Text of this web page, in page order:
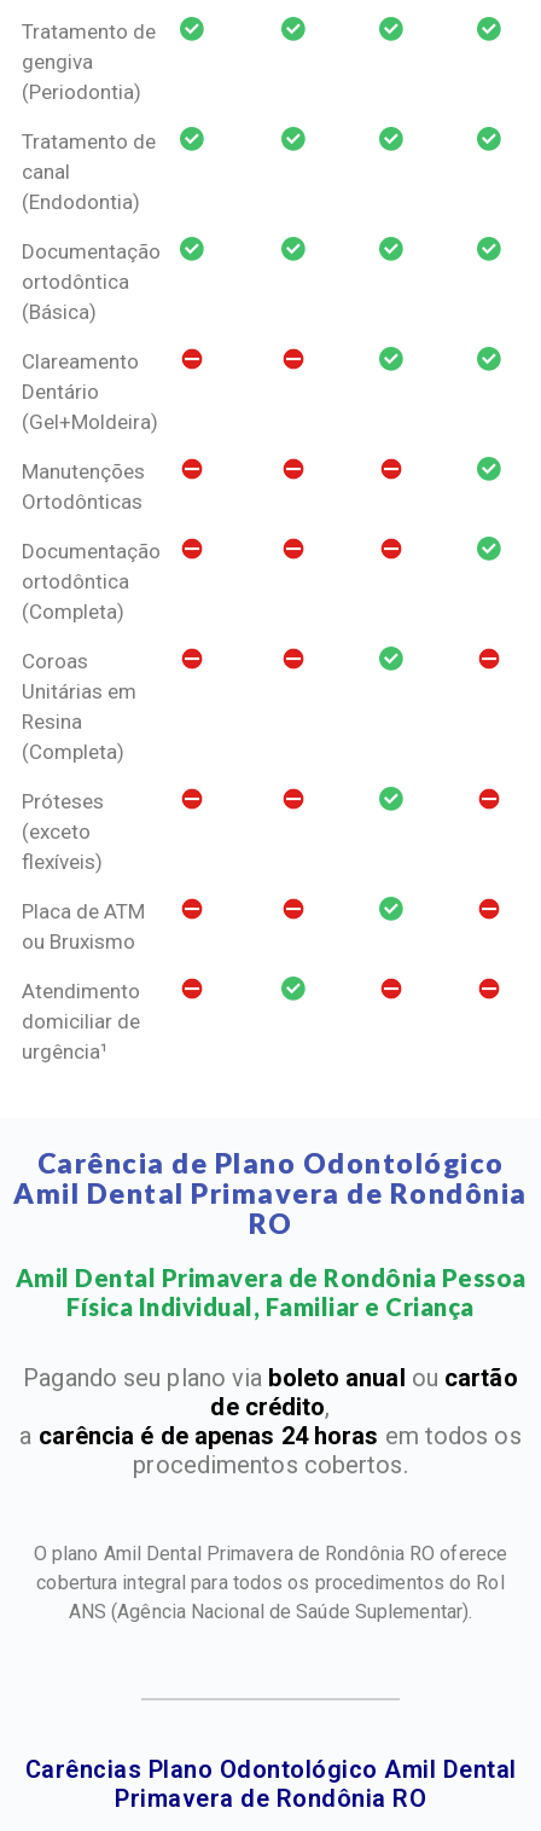
Tratamento de
gengiva
(Periodontia)
Tratamento de
canal
(Endodontia)
Documentação
ortodôntica
(Básica)
Clareamento
Dentário
(Gel+Moldeira)
Manutenções
Ortodônticas
Documentação
ortodôntica
(Completa)
Coroas
Unitárias em
Resina
(Completa)
Próteses
(exceto
flexíveis)
Placa de ATM
ou Bruxismo
Atendimento
domiciliar de
urgência¹
Carência de Plano Odontológico
Amil Dental Primavera de Rondônia
RO
Amil Dental Primavera de Rondônia Pessoa
Física Individual, Familiar e Criança​
Pagando seu plano via boleto anual ou cartão
de crédito,
a carência é de apenas 24 horas em todos os
procedimentos cobertos.
O plano Amil Dental Primavera de Rondônia RO oferece
cobertura integral para todos os procedimentos do Rol
ANS(Agência Nacional de Saúde Suplementar).
Carências Plano Odontológico Amil Dental
Primavera de Rondônia RO​